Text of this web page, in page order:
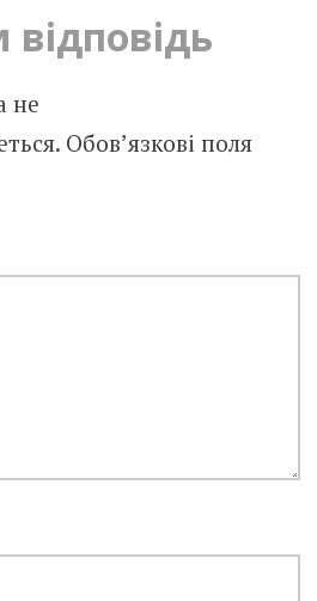
не
Обов’язкові поля